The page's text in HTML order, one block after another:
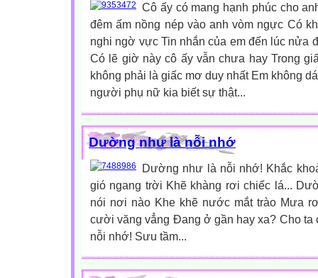
Cô ấy có mang hạnh phúc cho
đêm ấm nồng nép vào anh vòm ngực Có
nghi ngờ vực Tin nhắn của em đến lúc nửa
Có lẽ giờ này cô ấy vẫn chưa hay Trong
không phải là giấc mơ duy nhất Em không
người phụ nữ kia biết sự thật...
Dường như là nỗi nhớ
Dường như là nỗi nhớ! Khắc
gió ngang trời Khẽ khàng rơi chiếc lá...
nói nơi nào Khe khẽ nước mắt trào Mưa
cười văng vẳng Đang ở gần hay xa? Cho
nỗi nhớ! Sưu tầm...